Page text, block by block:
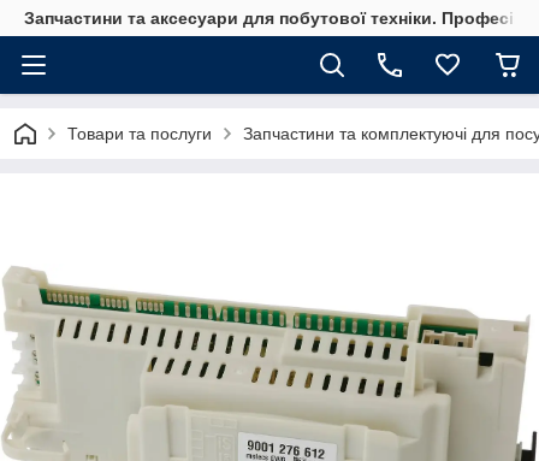
Запчастини та аксесуари для побутової техніки.
Товари та послуги Запчастини та комплектуючі для